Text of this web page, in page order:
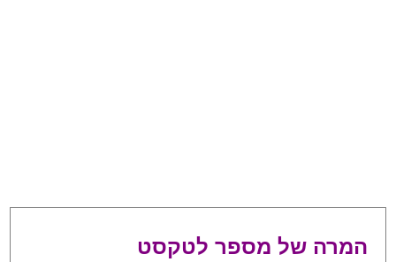
המרה של מספר לטקסט